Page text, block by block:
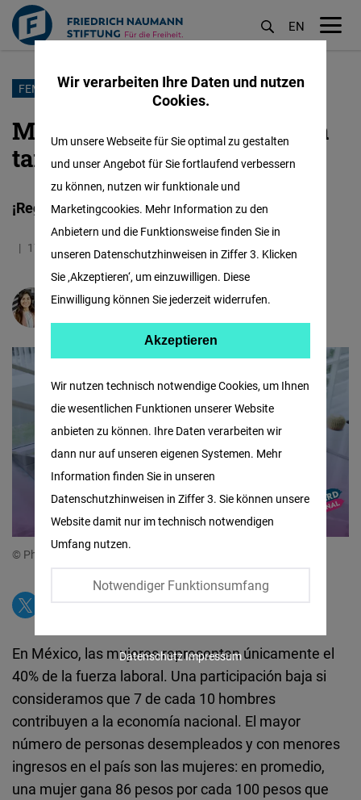
Direkt
Inhalt
EN
FEMALE FORWARD
Mujeres en la economía: una
tarea pendiente
¡Regresa Libre de Ser!
17.08.2022 3.5 Minuten Mexiko
María José Salcedo
© Photo by BGStock72 on Canva
En México, las mujeres representan únicamente el
40% de la fuerza laboral. Una participación baja si
consideramos que 7 de cada 10 hombres
contribuyen a la economía nacional. El mayor
número de personas desempleados y con menores
ingresos en el país son las mujeres: en promedio,
una mujer gana 86 pesos por cada 100 pesos que
Wir verarbeiten Ihre Daten und nutzen
Cookies.
Wir nutzen technisch notwendige Cookies, um Ihnen
die wesentlichen Funktionen unserer Website
anbieten zu können. Ihre Daten verarbeiten wir
dann nur auf unseren eigenen Systemen. Mehr
Information finden Sie in unseren
Datenschutzhinweisen in Ziffer 3. Sie können unsere
Website damit nur im technisch notwendigen
Umfang nutzen.
Notwendiger Funktionsumfang
Um unsere Webseite für Sie optimal zu gestalten
und unser Angebot für Sie fortlaufend verbessern
zu können, nutzen wir funktionale und
Marketingcookies. Mehr Information zu den
Anbietern und die Funktionsweise finden Sie in
unseren Datenschutzhinweisen in Ziffer 3. Klicken
Sie ‚Akzeptieren‘, um einzuwilligen. Diese
Einwilligung können Sie jederzeit widerrufen.
Facebook
Embed
Twitter
Embed
Instagram
Embed
Google
Maps
Embed
Cloudinary
Akzeptieren
DatenschutzImpressum